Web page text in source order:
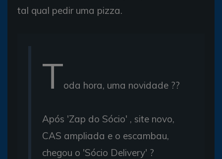
tal qual pedir uma pizza.
Toda hora, uma novidade ??
Após 'Zap do Sócio' , site novo,
CAS ampliada e o escambau,
chegou o 'Sócio Delivery' ?